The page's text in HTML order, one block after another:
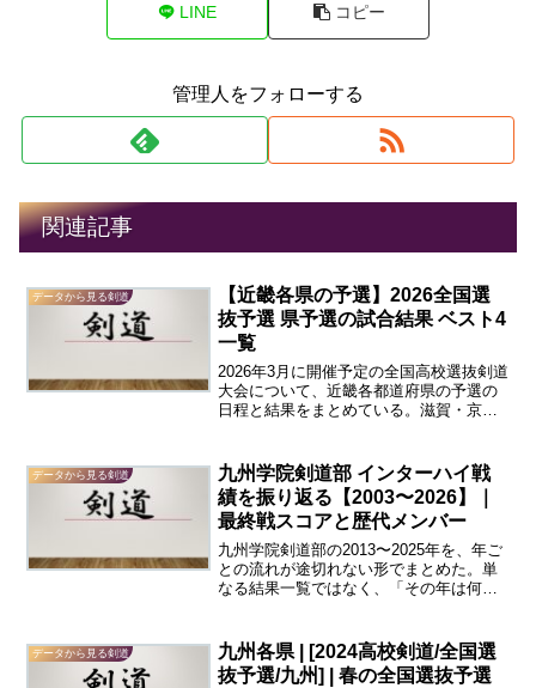
LINE コピー
管理人をフォローする
関連記事
データから見る剣道
【近畿各県の予選】2026全国選
抜予選 県予選の試合結果 ベスト4
一覧
2026年3月に開催予定の全国高校選抜剣道
大会について、近畿各都道府県の予選の
日程と結果をまとめている。滋賀・京
選の男子団体および女子団体のベスト4以
上を一覧にした。男...
データから見る剣道
九州学院剣道部 インターハイ戦
績を振り返る【2003〜2026】｜
最終戦スコアと歴代メンバー
九州学院剣道部の2013〜2025年を、年ご
との流れが途切れない形でまとめた。単
なる結果一覧ではなく、「その年は何が
コアとともに記録している。扱う舞台
は、インターハイ（...
データから見る剣道
九州各県 | [2024高校剣道/全国選
抜予選/九州] | 春の全国選抜予選